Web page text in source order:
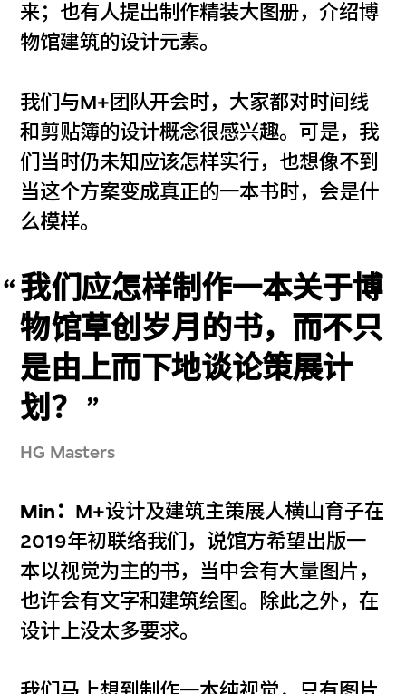
来；也有人提出制作精装大图册，介绍博
物馆建筑的设计元素。
我们与M+团队开会时，大家都对时间线
和剪贴簿的设计概念很感兴趣。可是，我
们当时仍未知应该怎样实行，也想像不到
当这个方案变成真正的一本书时，会是什
么模样。
我们应怎样制作一本关于博
物馆草创岁月的书，而不只
是由上而下地谈论策展计
划？
HG Masters
Min： M+设计及建筑主策展人横山育子在
2019年初联络我们，说馆方希望出版一
本以视觉为主的书，当中会有大量图片，
也许会有文字和建筑绘图。除此之外，在
设计上没太多要求。